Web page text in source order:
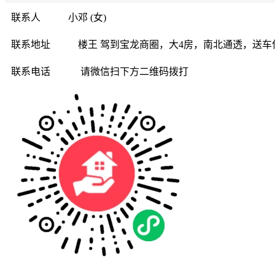
联系人 小邓 (女)
联系地址 楼王 驾到宝龙商圈，大4房，南北通透，送车
联系电话 请微信扫下方二维码拨打